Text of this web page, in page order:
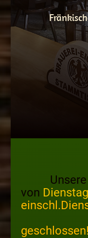
Unsere
von
einschl.
geschlossen!